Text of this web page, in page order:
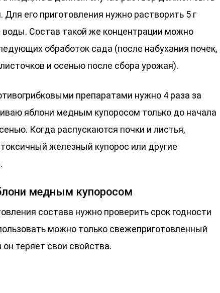
его приготовления нужно растворить 5 г
воды. Состав такой же концентрации можно
обработок сада (после набухания почек,
и осенью после сбора урожая).
препаратами нужно 4 раза за
яблони медным купоросом только до начала
Когда распускаются почки и листья,
железный купорос или другие
медным купоросом
состава нужно проверить срок годности
можно только свежеприготовленный
теряет свои свойства.